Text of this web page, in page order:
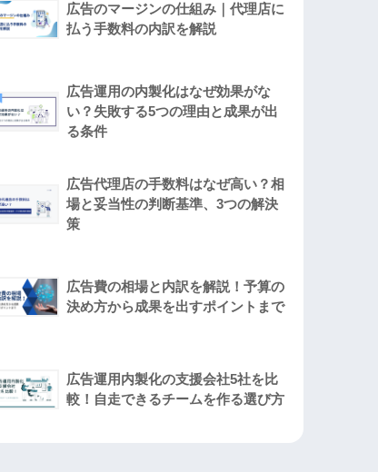
広告のマージンの仕組み｜代理店に
払う手数料の内訳を解説
広告運用の内製化はなぜ効果がな
い？失敗する5つの理由と成果が出
る条件
広告代理店の手数料はなぜ高い？相
場と妥当性の判断基準、3つの解決
策
広告費の相場と内訳を解説！予算の
決め方から成果を出すポイントまで
広告運用内製化の支援会社5社を比
較！自走できるチームを作る選び方